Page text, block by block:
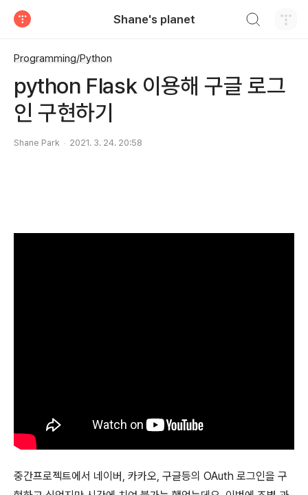
Shane's planet
Programming/Python
python Flask 이용해 구글 로그
인 구현하기
Shane Park 2021. 3. 24. 20:58
중간프로젝트에서 네이버, 카카오, 구글등의 OAuth 로그인을 구